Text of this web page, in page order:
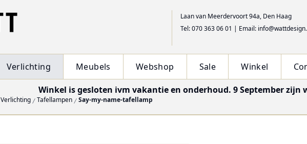
Laan van Meerdervoort 94a, Den Haag
Tel: 070 363 06 01 | Email:
Verlichting Meubels Webshop Sale Winkel
Winkel is gesloten ivm vakantie en onderhoud. 9 September zijn
Verlichting Tafellampen Say-my-name-tafellamp